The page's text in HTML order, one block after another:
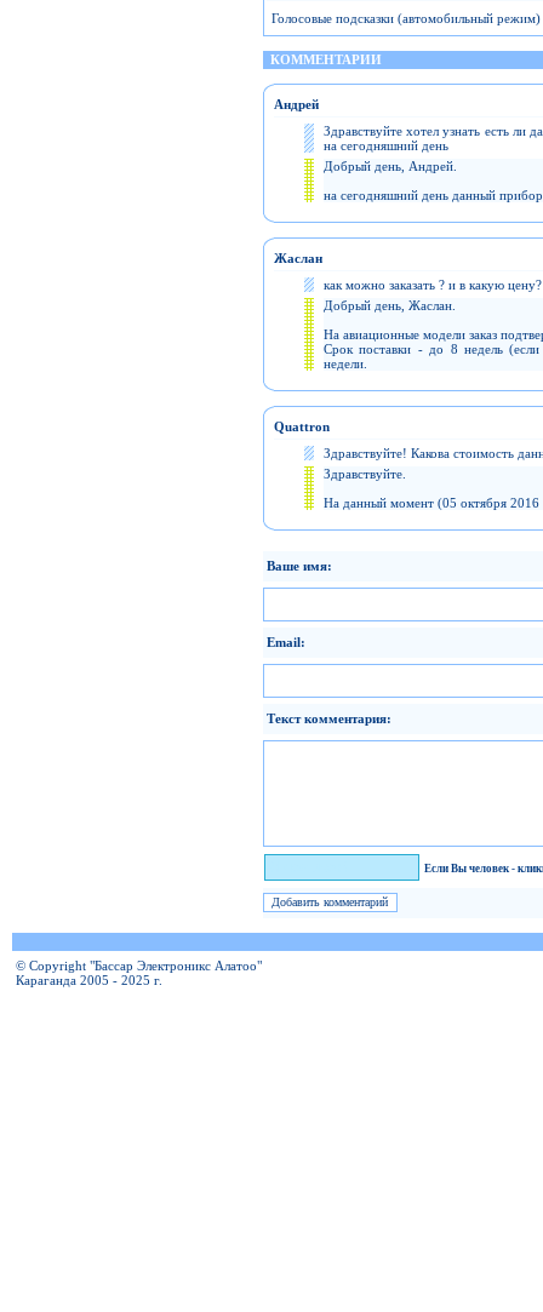
Голосовые подсказки (автомобильный режим)
КОММЕНТАРИИ
Андрей
Здравствуйте хотел узнать есть ли
на сегодняшний день
Добрый день, Андрей.
на сегодняшний день данный
Жаслан
как можно заказать ? и в какую
Добрый день, Жаслан.
На авиационные модели заказ
Срок поставки - до 8 недель
недели.
Quattron
Здравствуйте! Какова стоимость
Здравствуйте.
На данный момент (05 октября 2016
Ваше имя:
Email:
Текст комментария:
Если Вы человек -
© Copyright "Бассар Электроникс Алатоо"
Караганда 2005 - 2025 г.